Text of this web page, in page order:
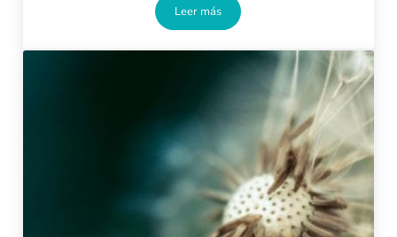
Leer másMindfulness para contrarrestar el